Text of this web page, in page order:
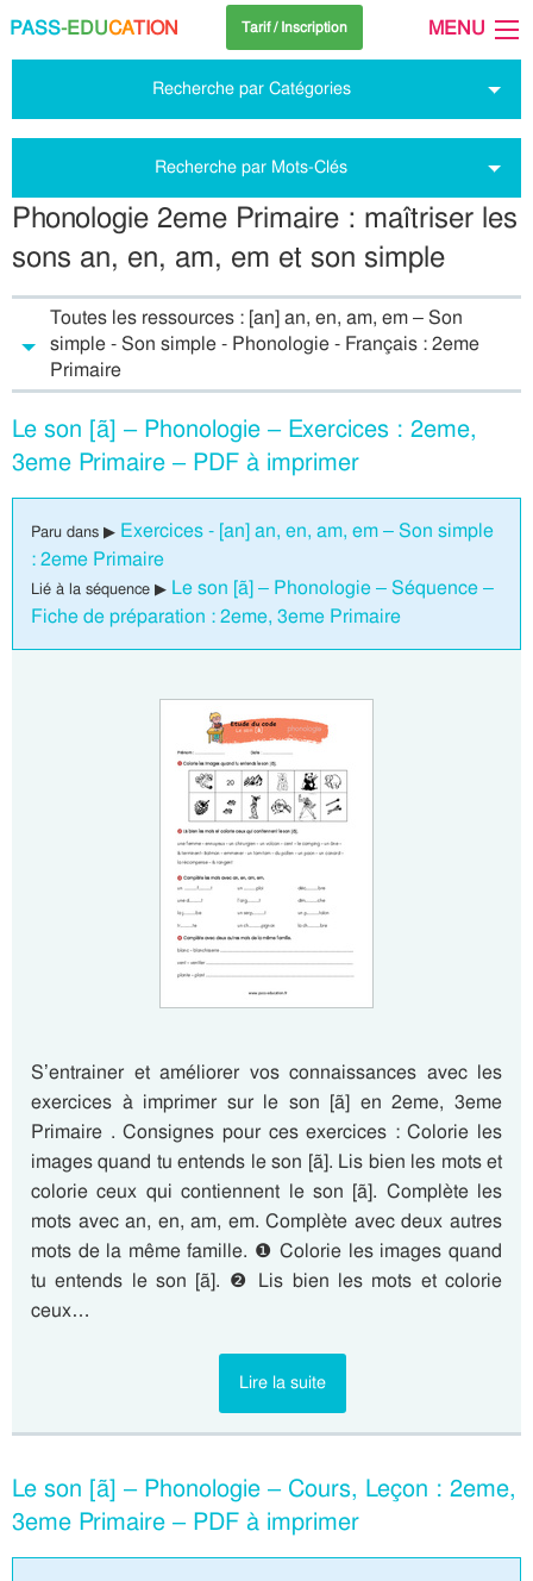
PASS-EDUCATION Tarif / Inscription MENU
Recherche par Catégories
Recherche par Mots-Clés
Phonologie 2eme Primaire : maîtriser les
sons an, en, am, em et son simple
Toutes les ressources : [an] an, en, am, em – Son
simple - Son simple - Phonologie - Français : 2eme
Primaire
Le son [ã] – Phonologie – Exercices : 2eme,
3eme Primaire – PDF à imprimer
Paru dans ▶ Exercices - [an] an, en, am, em – Son simple
: 2eme Primaire
Lié à la séquence ▶ Le son [ã] – Phonologie – Séquence –
Fiche de préparation : 2eme, 3eme Primaire
S’entrainer et améliorer vos connaissances avec les
exercices à imprimer sur le son [ã] en 2eme, 3eme
Primaire . Consignes pour ces exercices : Colorie les
images quand tu entends le son [ã]. Lis bien les mots et
colorie ceux qui contiennent le son [ã]. Complète les
mots avec an, en, am, em. Complète avec deux autres
mots de la même famille. ❶ Colorie les images quand
tu entends le son [ã]. ❷ Lis bien les mots et colorie
ceux…
Lire la suite
Le son [ã] – Phonologie – Cours, Leçon : 2eme,
3eme Primaire – PDF à imprimer